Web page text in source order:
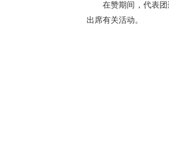
在赞期间，代表
出席有关活动。